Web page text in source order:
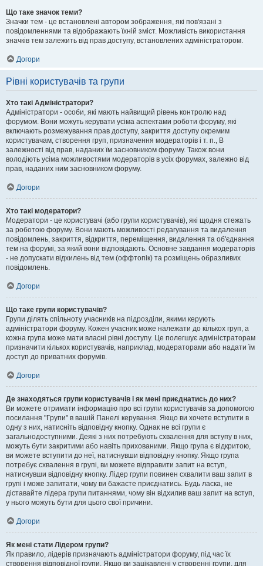
Що таке значок теми?
Значки тем - це встановлені автором зображення, які пов'язані з
повідомленнями та відображають їхній зміст. Можливість використання
значків тем залежить від прав доступу, встановлених адміністратором.
Догори
Рівні користувачів та групи
Хто такі Адміністратори?
Адміністратори - особи, які мають найвищий рівень контролю над
форумом. Вони можуть керувати усіма аспектами роботи форуму, які
включають розмежування прав доступу, закриття доступу окремим
користувачам, створення груп, призначення модераторів і т. п., В
залежності від прав, наданих їм засновником форуму. Також вони
володіють усіма можливостями модераторів в усіх форумах, залежно від
прав, наданих ним засновником форуму.
Догори
Хто такі модератори?
Модератори - це користувачі (або групи користувачів), які щодня стежать
за роботою форуму. Вони мають можливості редагування та видалення
повідомлень, закриття, відкриття, переміщення, видалення та об'єднання
тем на форумі, за який вони відповідають. Основне завдання модераторів
- не допускати відхилень від тем (оффтопік) та розміщень образливих
повідомлень.
Догори
Що таке групи користувачів?
Групи ділять спільноту учасників на підрозділи, якими керують
адміністратори форуму. Кожен учасник може належати до кількох груп, а
кожна група може мати власні рівні доступу. Це полегшує адміністраторам
призначити кількох користувачів, наприклад, модераторами або надати їм
доступ до приватних форумів.
Догори
Де знаходяться групи користувачів і як мені приєднатись до них?
Ви можете отримати інформацію про всі групи користувачів за допомогою
посилання "Групи" в вашій Панелі керування. Якщо ви хочете вступити в
одну з них, натисніть відповідну кнопку. Однак не всі групи є
загальнодоступними. Деякі з них потребують схвалення для вступу в них,
можуть бути закритими або навіть прихованими. Якщо група є відкритою,
ви можете вступити до неї, натиснувши відповідну кнопку. Якщо група
потребує схвалення в групі, ви можете відправити запит на вступ,
натиснувши відповідну кнопку. Лідер групи повинен схвалити ваш запит в
групі і може запитати, чому ви бажаєте приєднатись. Будь ласка, не
діставайте лідера групи питаннями, чому він відхилив ваш запит на вступ,
у нього можуть бути для цього свої причини.
Догори
Як мені стати Лідером групи?
Як правило, лідерів призначають адміністратори форуму, під час їх
створення відповідної групи. Якщо ви зацікавлені у створенні групи, для